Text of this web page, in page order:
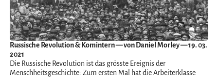
Russische Revolution & Komintern— von Daniel Morley — 19. 03.
2021
Die Russische Revolution ist das grösste Ereignis der
Menschheitsgeschichte: Zum ersten Mal hat die Arbeiterklasse